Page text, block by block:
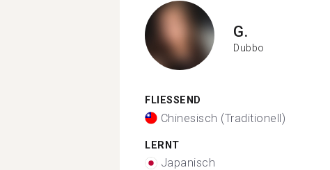
G.
Dubbo
FLIESSEND
Chinesisch (Traditionell)
LERNT
Japanisch